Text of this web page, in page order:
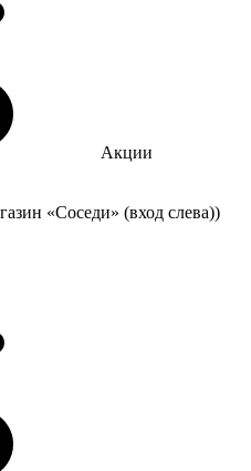
Акции
«Соседи» (вход слева))